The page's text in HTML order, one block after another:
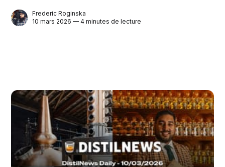
Frederic Roginska
10 mars 2026 — 4 minutes de lecture